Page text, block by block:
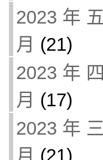
2023 年
月 (21)
2023 年 四
月 (17)
2023 年 三
月 (21)